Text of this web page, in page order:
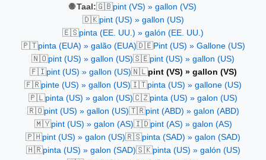
🌐 Taal:🇬🇧pint (VS) » gallon (VS)
🇩🇰pint (US) » gallon (US)
🇪🇸pinta (EE. UU.) » galón (EE. UU.)
🇵🇹pinta (EUA) » galão (EUA)🇩🇪Pint (US) » Gallone (US)
🇳🇴pint (US) » gallon (US)🇸🇪pint (US) » gallon (US)
🇫🇮pint (US) » gallon (US)🇳🇱pint (VS) » gallon (VS)
🇫🇷pinte (US) » gallon (US)🇮🇹pinta (US) » gallone (US)
🇵🇱pinta (US) » galon (US)🇨🇿pinta (US) » galon (US)
🇷🇴pint (US) » gallon (US)🇹🇷pint (ABD) » galon (ABD)
🇲🇾pint (US) » galon (AS)🇮🇩pint (AS) » galon (AS)
🇵🇭pint (US) » galon (US)🇷🇸pinta (SAD) » galon (SAD)
🇭🇷pinta (US) » galon (SAD)🇸🇰pinta (US) » galón (US)